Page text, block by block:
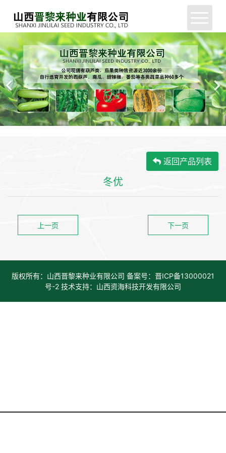
网站首页
公司简介
新闻中心
产品展示
联系我们
返回产品列表
冬优
上一页 下一页
版权所有：山西晋黎来种业有限公司 备案号： 晋ICP备13000021
号-2 技术支持：山西资海科技开发有限公司